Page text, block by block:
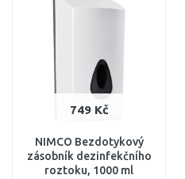
749 Kč
NIMCO Bezdotykový
zásobník dezinfekčního
roztoku, 1000 ml